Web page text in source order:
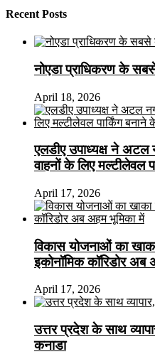
Recent Posts
नोएडा प्राधिकरण के
April 18, 2026
एलडीए उपाध्यक्ष ने अटल
वाहनों के लिए मल्टीलेवल
April 17, 2026
विकास योजनाओं का
इकोनॉमिक कॉरिडोर अब
April 17, 2026
उत्तर प्रदेश के साथ
कनाडा